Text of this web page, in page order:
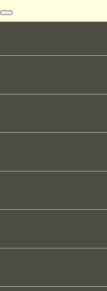
toggle